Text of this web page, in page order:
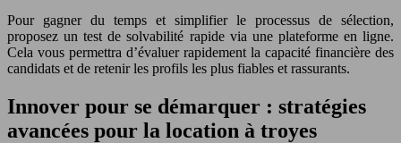
Pour gagner du temps et simplifier le processus de sélection,
proposez un test de solvabilité rapide via une plateforme en ligne.
Cela vous permettra d’évaluer rapidement la capacité financière des
candidats et de retenir les profils les plus fiables et rassurants.
Innover pour se démarquer : stratégies
avancées pour la location à troyes